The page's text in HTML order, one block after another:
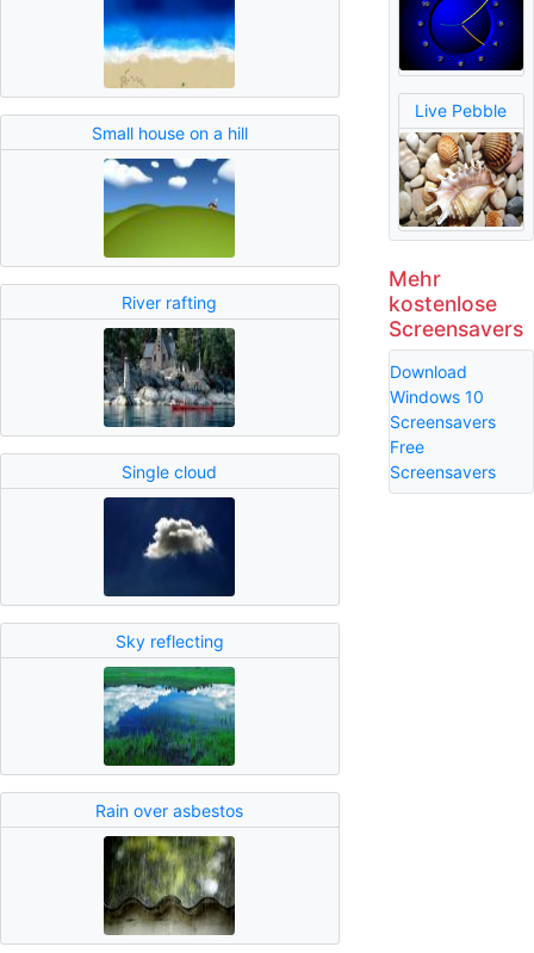
Small house on a hill
River rafting
Single cloud
Sky reflecting
Rain over asbestos
Live Pebble
Mehr
kostenlose
Screensavers
Download
Windows 10
Screensavers
Free
Screensavers